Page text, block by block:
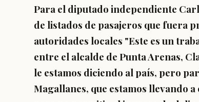
Para el diputado independiente
de listados de pasajeros que fuera
autoridades locales "Este es un
entre el alcalde de Punta Arenas,
le estamos diciendo al país, pero
Magallanes, que estamos llevando